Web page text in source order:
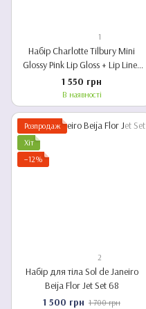
1
Набір Charlotte Tilbury Mini
Glossy Pink Lip Gloss + Lip Liner
Set - Nude Pink
1 550 грн
В наявності
Розпродаж
Хіт
−12%
2
Набір для тіла Sol de Janeiro
Beija Flor Jet Set 68
1 500 грн 1 700 грн